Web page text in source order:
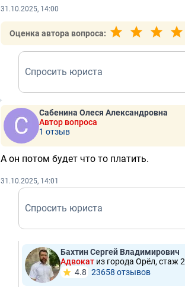
31.10.2025, 14:00
Оценка автора вопроса:
Спросить юриста
Сабенина Олеся Александровна
Автор вопроса
1 отзыв
А он потом будет что то платить.
31.10.2025, 14:01
Спросить юриста
Бахтин Сергей Владимирович
Адвокат из города Орёл, стаж
4.8 23658 отзывов